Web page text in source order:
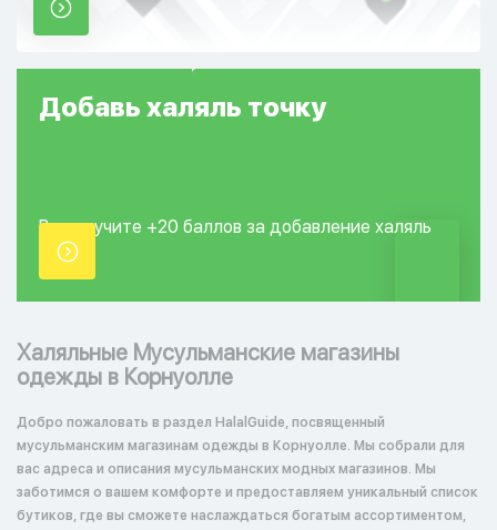
Добавь халяль точку
Вы получите +20 баллов за добавление халяль
точки.
Халяльные Мусульманские магазины
одежды в Корнуолле
Добро пожаловать в раздел HalalGuide, посвященный
мусульманским магазинам одежды в Корнуолле. Мы собрали для
вас адреса и описания мусульманских модных магазинов. Мы
заботимся о вашем комфорте и предоставляем уникальный список
бутиков, где вы сможете наслаждаться богатым ассортиментом,